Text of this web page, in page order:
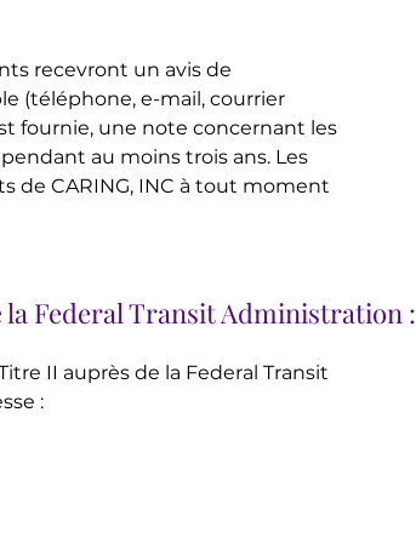
recevront un avis de
(téléphone, e-mail, courrier
fournie, une note concernant les
au moins trois ans. Les
de CARING, INC à tout moment
Federal Transit Administration :
II auprès de la Federal Transit
: